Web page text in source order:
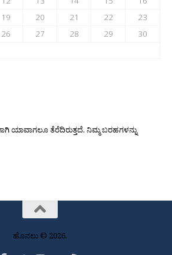
19 20 21 22
23
26 27 28 29
30
ಯಾವಾಗಲೂ ತೆರೆದಿರುತ್ತದೆ. ನಿಮ್ಮ ಬರಹಗಳನ್ನು
ಹೊನಲು © 2026.